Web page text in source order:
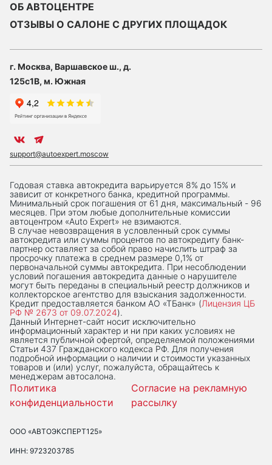
ОБ АВТОЦЕНТРЕ
ОТЗЫВЫ О САЛОНЕ С ДРУГИХ ПЛОЩАДОК
г. Москва, Варшавское ш., д.
125с1В, м. Южная
support@autoexpert.moscow
Годовая ставка автокредита варьируется 8% до 15% и
зависит от конкретного банка, кредитной программы.
Минимальный срок погашения от 61 дня, максимальный - 96
месяцев. При этом любые дополнительные комиссии
автоцентром «Auto Expert» не взимаются.
В случае невозвращения в условленный срок суммы
автокредита или суммы процентов по автокредиту банк-
партнер оставляет за собой право начислить штраф за
просрочку платежа в среднем размере 0,1% от
первоначальной суммы автокредита. При несоблюдении
условий погашения автокредита данные о нарушителе
могут быть переданы в специальный реестр должников и
коллекторское агентство для взыскания задолженности.
Кредит предоставляется банком АО «ТБанк» (Лицензия ЦБ
РФ № 2673 от 09.07.2024).
Данный Интернет-сaйт носит исключительно
информационный характер и ни при каких условиях не
является публичной офертой, определяемой положениями
Статьи 437 Гражданского кодекса РФ. Для получения
подробной информации о наличии и стоимости указанных
товаров и (или) услуг, пожалуйста, обращайтесь к
менеджерам автосалона.
Политика
конфиденциальности
Согласие на рекламную
рассылку
ООО «АВТОЭКСПЕРТ125»
ИНН: 9723203785